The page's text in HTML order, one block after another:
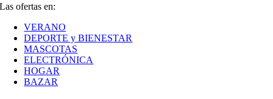
Las ofertas en:
VERANO
DEPORTE y BIENESTAR
MASCOTAS
ELECTRÓNICA
HOGAR
BAZAR